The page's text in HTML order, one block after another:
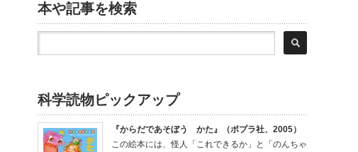
本や記事を検索
科学読物ピックアップ
『からだであそぼう かた』（ポプラ社、2005）
この絵本には、怪人「これできるか」と「のんちゃ